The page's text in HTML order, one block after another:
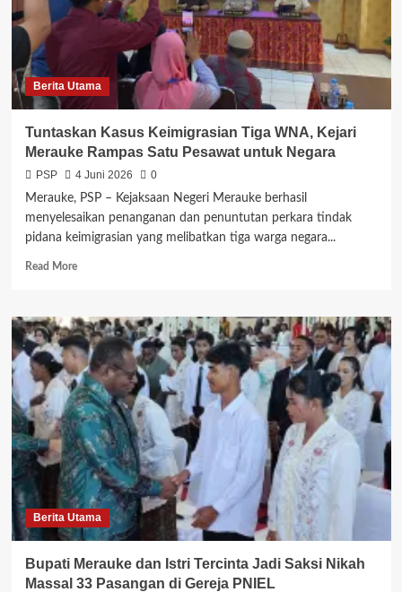
Soal
Proyek
Berita Utama
Tuntaskan Kasus Keimigrasian Tiga WNA, Kejari
Merauke Rampas Satu Pesawat untuk Negara
PSP 4 Juni 2026
0
Merauke, PSP – Kejaksaan Negeri Merauke berhasil
menyelesaikan penanganan dan penuntutan perkara tindak
pidana keimigrasian yang melibatkan tiga warga negara...
Read MoreRead
Tuntaskan
Kasus
Keimigrasian
Tiga
WNA,
Kejari
Merauke
Rampas
Satu
Pesawat
untuk
Negara
Berita Utama
Bupati Merauke dan Istri Tercinta Jadi Saksi Nikah
Massal 33 Pasangan di Gereja PNIEL